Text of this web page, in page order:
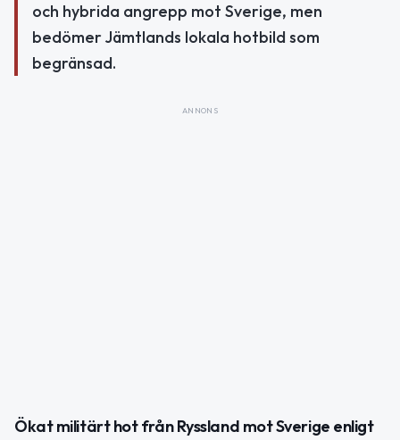
och hybrida angrepp mot Sverige, men
bedömer Jämtlands lokala hotbild som
begränsad.
ANNONS
Ökat militärt hot från Ryssland mot Sverige enligt